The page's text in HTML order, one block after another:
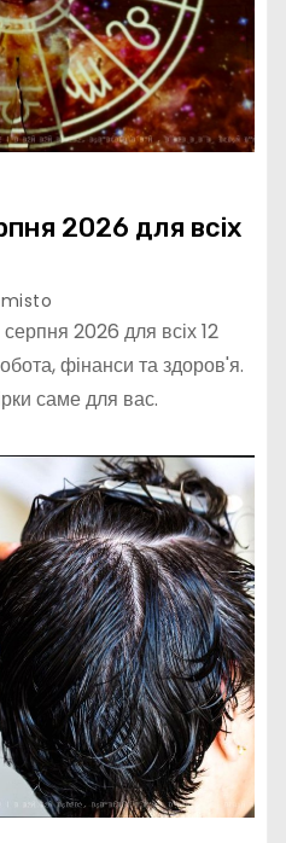
2026 для всіх
2026 для всіх 12
фінанси та здоров'я.
саме для вас.